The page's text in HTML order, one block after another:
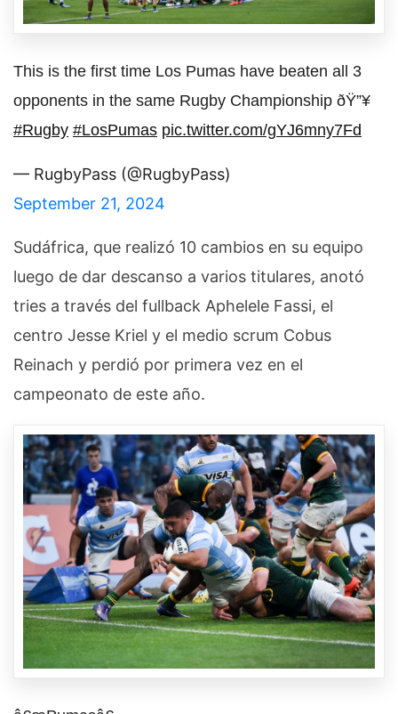
This is the first time Los Pumas have beaten all 3
opponents in the same Rugby Championship ðŸ”¥
#Rugby #LosPumas pic.twitter.com/gYJ6mny7Fd
— RugbyPass (@RugbyPass)
September 21, 2024
Sudáfrica, que realizó 10 cambios en su equipo
luego de dar descanso a varios titulares, anotó
tries a través del fullback Aphelele Fassi, el
centro Jesse Kriel y el medio scrum Cobus
Reinach y perdió por primera vez en el
campeonato de este año.